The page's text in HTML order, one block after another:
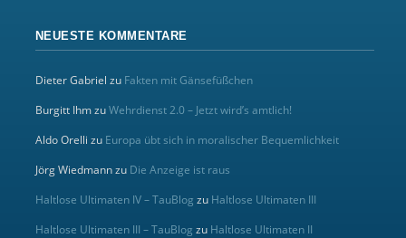
NEUESTE KOMMENTARE
Dieter Gabriel zu Fakten mit Gänsefüßchen
Burgitt IhmzuWehrdienst 2.0 – Jetzt wird’s amtlich!
Aldo Orelli zu Europa übt sich in moralischer Bequemlichkeit
Jörg Wiedmannzu Die Anzeige ist raus
Haltlose Ultimaten IV – TauBlog zu Haltlose Ultimaten III
Haltlose Ultimaten III – TauBlog zu Haltlose Ultimaten II